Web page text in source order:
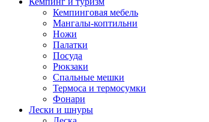
Кемпинговая мебель
Мангалы-коптильни
Ножи
Палатки
Посуда
Рюкзаки
Спальные мешки
Термоса и термосумки
Фонари
Лески и шнуры